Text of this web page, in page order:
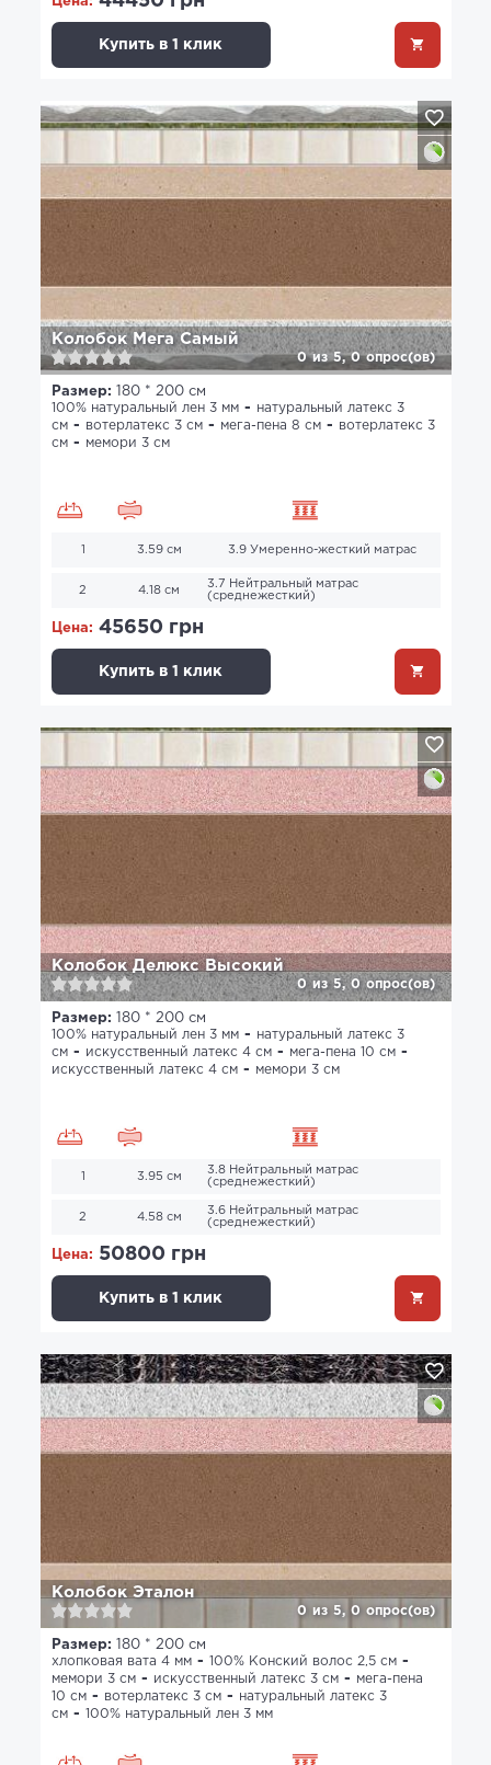
Купить в 1 клик
Колобок Мега Самый
0 из 5, 0 опрос(ов)
Размер: 180 * 200 см
100% натуральный лен 3 мм
натуральный латекс 3
см
вотерлатекс 3 см мега-пена 8 см
вотерлатекс 3
см
мемори 3 см
1 3.59 см 3.9 Умеренно-жесткий матрас
2 4.18 см
3.7 Нейтральный матрас
(среднежесткий)
Цена: 45650 грн
Купить в 1 клик
Колобок Делюкс Высокий
0 из 5, 0 опрос(ов)
Размер: 180 * 200 см
100% натуральный лен 3 мм
натуральный латекс 3
см
искусственный латекс 4 см
мега-пена 10 см
искусственный латекс 4 см
мемори 3 см
1 3.95 см
3.8 Нейтральный матрас
(среднежесткий)
2 4.58 см
3.6 Нейтральный матрас
(среднежесткий)
Цена: 50800 грн
Купить в 1 клик
Колобок Эталон
0 из 5, 0 опрос(ов)
Размер: 180 * 200 см
хлопковая вата 4 мм
100% Конский волос 2,5 см
мемори 3 см
искусственный латекс 3 см
мега-пена
10 см
вотерлатекс 3 см
натуральный латекс 3
см
100% натуральный лен 3 мм